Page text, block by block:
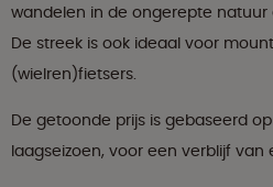
wandelen in de ongerepte natuur
De streek is ook ideaal voor
(wielren)fietsers.
De getoonde prijs is gebaseerd
laagseizoen, voor een verblijf van